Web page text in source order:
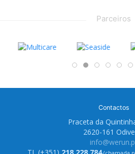
Parceiros
Contactos
Praceta da
2620-161